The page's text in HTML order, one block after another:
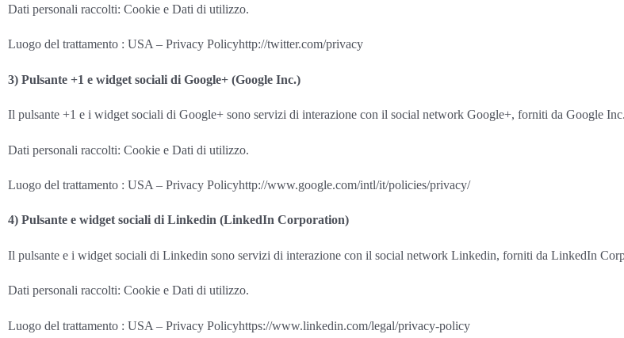
Dati personali raccolti: Cookie e Dati di utilizzo.
Luogo del trattamento : USA – Privacy Policyhttp://twitter.com/privacy
3) Pulsante +1 e widget sociali di Google+ (Google Inc.)
Il pulsante +1 e i widget sociali di Google+ sono servizi di interazione con il social network Google+, forniti da Google Inc.
Dati personali raccolti: Cookie e Dati di utilizzo.
Luogo del trattamento : USA – Privacy Policyhttp://www.google.com/intl/it/policies/privacy/
4) Pulsante e widget sociali di Linkedin (LinkedIn Corporation)
Il pulsante e i widget sociali di Linkedin sono servizi di interazione con il social network Linkedin, forniti da LinkedIn
Dati personali raccolti: Cookie e Dati di utilizzo.
Luogo del trattamento : USA – Privacy Policyhttps://www.linkedin.com/legal/privacy-policy